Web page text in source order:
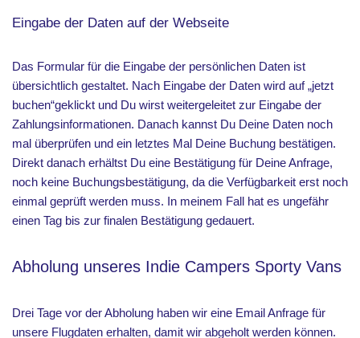
Eingabe der Daten auf der Webseite
Das Formular für die Eingabe der persönlichen Daten ist
übersichtlich gestaltet. Nach Eingabe der Daten wird auf „jetzt
buchen“geklickt und Du wirst weitergeleitet zur Eingabe der
Zahlungsinformationen. Danach kannst Du Deine Daten noch
mal überprüfen und ein letztes Mal Deine Buchung bestätigen.
Direkt danach erhältst Du eine Bestätigung für Deine Anfrage,
noch keine Buchungsbestätigung, da die Verfügbarkeit erst noch
einmal geprüft werden muss. In meinem Fall hat es ungefähr
einen Tag bis zur finalen Bestätigung gedauert.
Abholung unseres Indie Campers Sporty Vans
Drei Tage vor der Abholung haben wir eine Email Anfrage für
unsere Flugdaten erhalten, damit wir abgeholt werden können.